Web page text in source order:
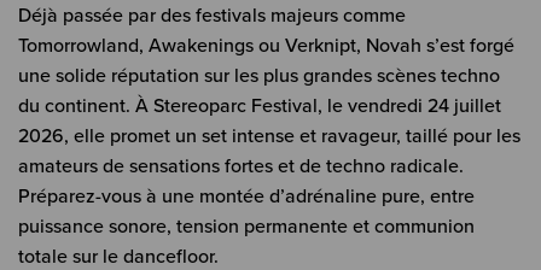
Déjà passée par des festivals majeurs comme
Tomorrowland, Awakenings ou Verknipt, Novah s’est forgé
une solide réputation sur les plus grandes scènes techno
du continent. À Stereoparc Festival, le vendredi 24 juillet
2026, elle promet un set intense et ravageur, taillé pour les
amateurs de sensations fortes et de techno radicale.
Préparez-vous à une montée d’adrénaline pure, entre
puissance sonore, tension permanente et communion
totale sur le dancefloor.